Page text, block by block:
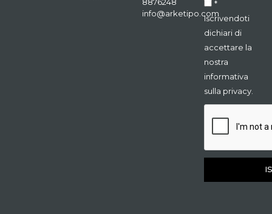
info@arketipo.com
*
Iscrivendoti
dichiari di
accettare la
nostra
informativa
sulla privacy.